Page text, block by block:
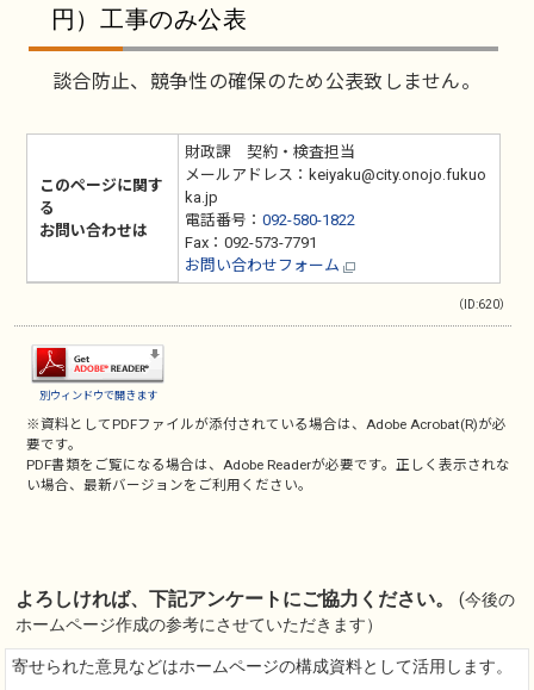
円）工事のみ公表
談合防止、競争性の確保のため公表致しません。
このページに関す
る
お問い合わせは
財政課 契約・検査担当
メールアドレス：keiyaku@city.onojo.fukuo
ka.jp
電話番号： 092-580-1822
Fax：092-573-7791
お問い合わせフォーム
（ID:620）
別ウィンドウで開きます
※資料としてPDFファイルが添付されている場合は、Adobe Acrobat(R)が必
要です。
PDF書類をご覧になる場合は、Adobe Readerが必要です。正しく表示されな
い場合、最新バージョンをご利用ください。